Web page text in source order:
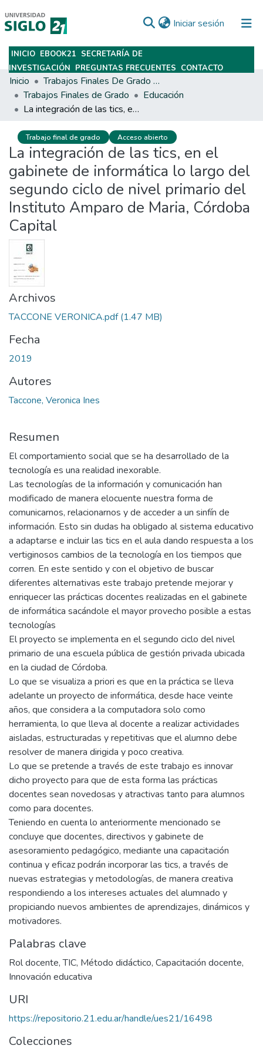
Iniciar sesión (current)
Subir
INICIO EBOOK21 SECRETARÍA DE
INVESTIGACIÓN PREGUNTAS FRECUENTES CONTACTO
Inicio
Trabajos Finales De Grado Y Posgrado
Trabajos Finales de Grado
Educación
La integración de las tics, en el gabinete de informática lo largo del segundo ciclo de nivel primario del Instituto Amparo de Maria, Córdoba Capital
Trabajo final de grado Acceso abierto
La integración de las tics, en el
gabinete de informática lo largo del
segundo ciclo de nivel primario del
Instituto Amparo de Maria, Córdoba
Capital
Archivos
TACCONE VERONICA.pdf(1.47 MB)
Fecha
2019
Autores
Taccone, Veronica Ines
Resumen
El comportamiento social que se ha desarrollado de la
tecnología es una realidad inexorable.
Las tecnologías de la información y comunicación han
modificado de manera elocuente nuestra forma de
comunicarnos, relacionarnos y de acceder a un sinfín de
información. Esto sin dudas ha obligado al sistema educativo
a adaptarse e incluir las tics en el aula dando respuesta a los
vertiginosos cambios de la tecnología en los tiempos que
corren. En este sentido y con el objetivo de buscar
diferentes alternativas este trabajo pretende mejorar y
enriquecer las prácticas docentes realizadas en el gabinete
de informática sacándole el mayor provecho posible a estas
tecnologías
El proyecto se implementa en el segundo ciclo del nivel
primario de una escuela pública de gestión privada ubicada
en la ciudad de Córdoba.
Lo que se visualiza a priori es que en la práctica se lleva
adelante un proyecto de informática, desde hace veinte
años, que considera a la computadora solo como
herramienta, lo que lleva al docente a realizar actividades
aisladas, estructuradas y repetitivas que el alumno debe
resolver de manera dirigida y poco creativa.
Lo que se pretende a través de este trabajo es innovar
dicho proyecto para que de esta forma las prácticas
docentes sean novedosas y atractivas tanto para alumnos
como para docentes.
Teniendo en cuenta lo anteriormente mencionado se
concluye que docentes, directivos y gabinete de
asesoramiento pedagógico, mediante una capacitación
continua y eficaz podrán incorporar las tics, a través de
nuevas estrategias y metodologías, de manera creativa
respondiendo a los intereses actuales del alumnado y
propiciando nuevos ambientes de aprendizajes, dinámicos y
motivadores.
Palabras clave
Rol docente,TIC, Método didáctico, Capacitación docente,
Innovación educativa
URI
https://repositorio.21.edu.ar/handle/ues21/16498
Colecciones